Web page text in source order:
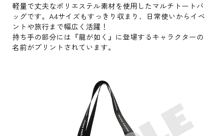
軽量で丈夫なポリエステル素材を使用したマルチトートバ
ッグです。A4サイズもすっきり収まり、日常使いからイベ
ントや旅行まで幅広く活躍！
持ち手の部分には『龍が如く』に登場するキャラクターの
名前がプリントされています。